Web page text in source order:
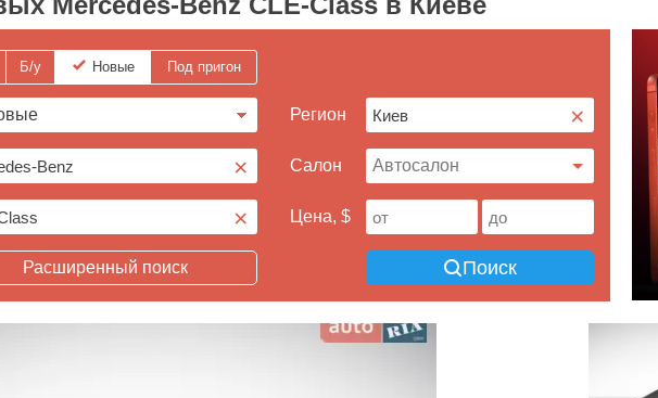
Б/у Новые Под пригон
×
×
Регион ×
Cалон
Цена, $
Расширенный поиск Поиск